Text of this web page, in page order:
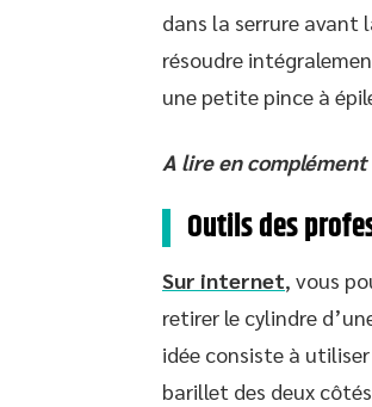
dans la serrure avant
résoudre
une petite pince à
A lire en complément
Outils des
Sur internet, vous
retirer le cylindre
idée consiste à
barillet des deux